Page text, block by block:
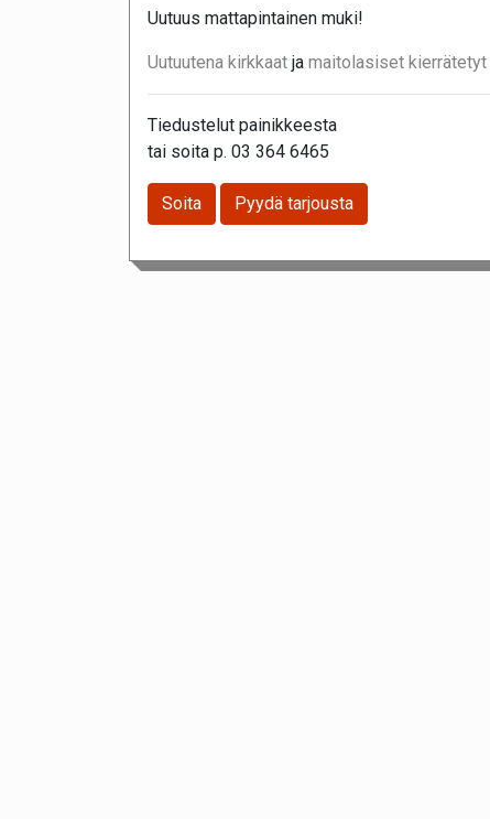
Uutuus mattapintainen muki!
Uutuutena kirkkaat ja maitolasiset kierrätetyt
Tiedustelut painikkeesta
tai soita p. 03 364 6465
Soita Pyydä tarjousta